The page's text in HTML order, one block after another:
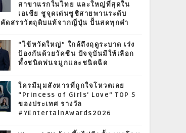
สาขาแรกในไทย และใหญ่ที่สุดใน
เอเชีย ชูจุดเด่นซูชิสายพานระดับ
ดสรรวัตถุดิบแท้จากญี่ปุ่น ปั้นสดทุกคำ
“ไข้หวัดใหญ่” ใกล้ถึงฤดูระบาด เร่ง
ป้องกันด้วยวัคซีน ปัจจุบันมีให้เลือก
ทั้งชนิดพ่นจมูกและชนิดฉีด
ใครมีมุมสังหารที่ถูกใจโหวตเลย
“Princess of Girls' Love” TOP 5
ของประเทศ รางวัล
#YEntertainAwards2026